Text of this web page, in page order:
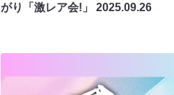
がり「激レア会!」 2025.09.26